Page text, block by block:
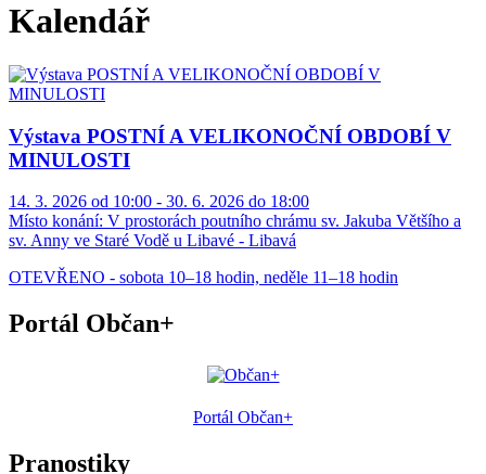
Kalendář
Výstava POSTNÍ A VELIKONOČNÍ OBDOBÍ V
MINULOSTI
14. 3. 2026 od 10:00 - 30. 6. 2026 do 18:00
Místo konání: V prostorách poutního chrámu sv. Jakuba Většího a
sv. Anny ve Staré Vodě u Libavé - Libavá
OTEVŘENO - sobota 10–18 hodin, neděle 11–18 hodin
Portál Občan+
Portál Občan+
Pranostiky